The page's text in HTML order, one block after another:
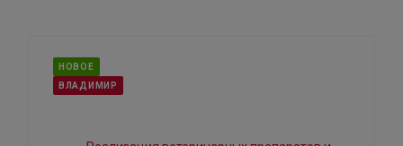
НОВОЕ
ВЛАДИМИР